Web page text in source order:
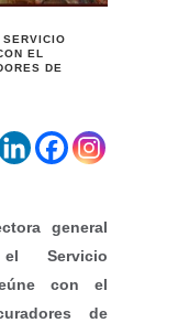
EL
DE
general
Servicio
con el
de